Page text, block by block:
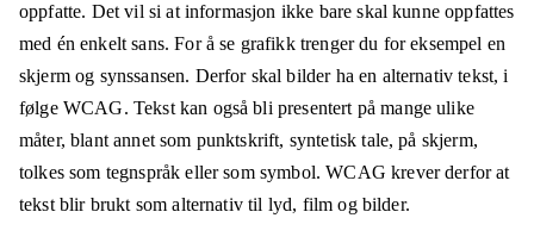
oppfatte. Det vil si at informasjon ikke bare skal kunne oppfattes
med én enkelt sans. For å se grafikk trenger du for eksempel en
skjerm og synssansen. Derfor skal bilder ha en alternativ tekst, i
følge WCAG. Tekst kan også bli presentert på mange ulike
måter, blant annet som punktskrift, syntetisk tale, på skjerm,
tolkes som tegnspråk eller som symbol. WCAG krever derfor at
tekst blir brukt som alternativ til lyd, film og bilder.